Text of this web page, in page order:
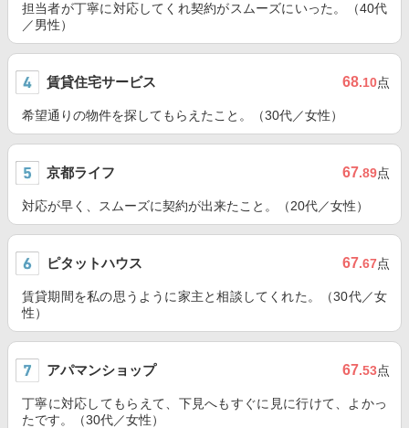
担当者が丁寧に対応してくれ契約がスムーズにいった。（40代
／男性）
賃貸住宅サービス 68.10点
希望通りの物件を探してもらえたこと。（30代／女性）
京都ライフ 67.89点
対応が早く、スムーズに契約が出来たこと。（20代／女性）
ピタットハウス 67.67点
賃貸期間を私の思うように家主と相談してくれた。（30代／女
性）
アパマンショップ 67.53点
丁寧に対応してもらえて、下見へもすぐに見に行けて、よかっ
たです。（30代／女性）